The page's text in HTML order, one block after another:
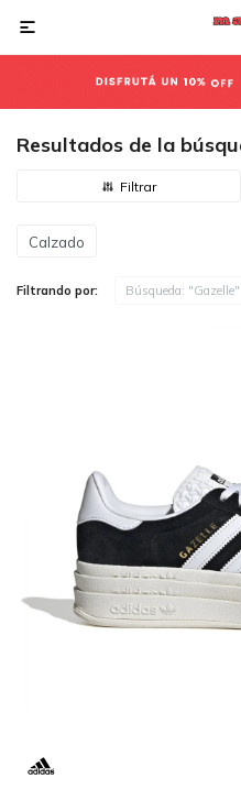

Resultados de la
Calzado
Filtrando por: Búsqueda: "Gazelle"